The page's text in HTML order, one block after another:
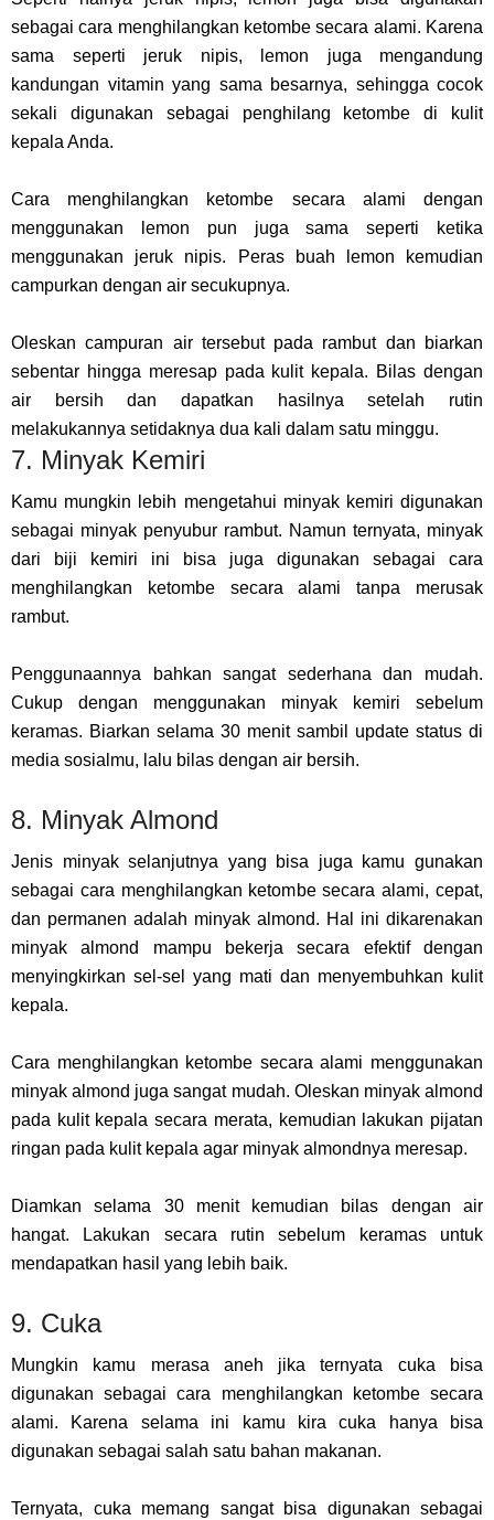
sebagai cara menghilangkan ketombe secara alami. Karena
sama seperti jeruk nipis, lemon juga mengandung
kandungan vitamin yang sama besarnya, sehingga cocok
sekali digunakan sebagai penghilang ketombe di kulit
kepala Anda.
Cara menghilangkan ketombe secara alami dengan
menggunakan lemon pun juga sama seperti ketika
menggunakan jeruk nipis. Peras buah lemon kemudian
campurkan dengan air secukupnya.
Oleskan campuran air tersebut pada rambut dan biarkan
sebentar hingga meresap pada kulit kepala. Bilas dengan
air bersih dan dapatkan hasilnya setelah rutin
melakukannya setidaknya dua kali dalam satu minggu.
7. Minyak Kemiri
Kamu mungkin lebih mengetahui minyak kemiri digunakan
sebagai minyak penyubur rambut. Namun ternyata, minyak
dari biji kemiri ini bisa juga digunakan sebagai cara
menghilangkan ketombe secara alami tanpa merusak
rambut.
Penggunaannya bahkan sangat sederhana dan mudah.
Cukup dengan menggunakan minyak kemiri sebelum
keramas. Biarkan selama 30 menit sambil update status di
media sosialmu, lalu bilas dengan air bersih.
8. Minyak Almond
Jenis minyak selanjutnya yang bisa juga kamu gunakan
sebagai cara menghilangkan ketombe secara alami, cepat,
dan permanen adalah minyak almond. Hal ini dikarenakan
minyak almond mampu bekerja secara efektif dengan
menyingkirkan sel-sel yang mati dan menyembuhkan kulit
kepala.
Cara menghilangkan ketombe secara alami menggunakan
minyak almond juga sangat mudah. Oleskan minyak almond
pada kulit kepala secara merata, kemudian lakukan pijatan
ringan pada kulit kepala agar minyak almondnya meresap.
Diamkan selama 30 menit kemudian bilas dengan air
hangat. Lakukan secara rutin sebelum keramas untuk
mendapatkan hasil yang lebih baik.
9. Cuka
Mungkin kamu merasa aneh jika ternyata cuka bisa
digunakan sebagai cara menghilangkan ketombe secara
alami. Karena selama ini kamu kira cuka hanya bisa
digunakan sebagai salah satu bahan makanan.
Ternyata, cuka memang sangat bisa digunakan sebagai